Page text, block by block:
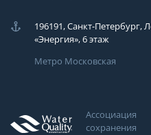
196191, Санкт-Петербург,
«Энергия», 6 этаж
Метро Московская
Ассоциация
сохранения